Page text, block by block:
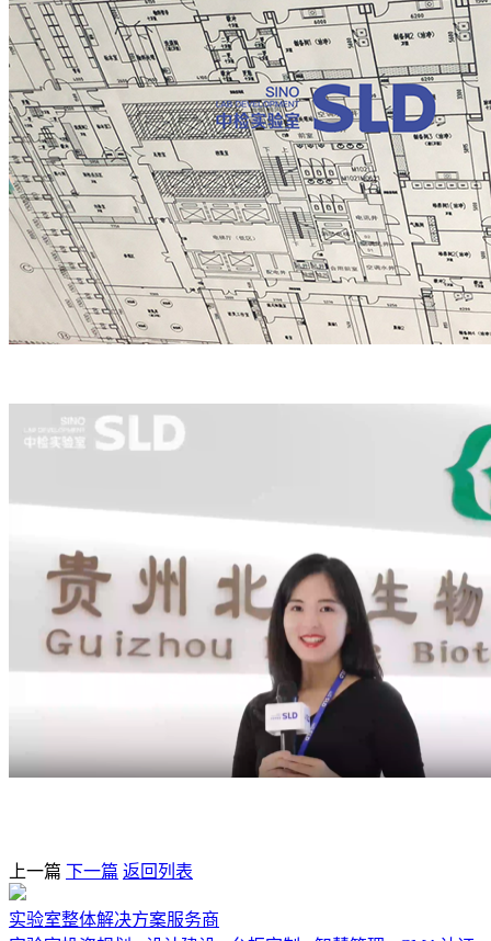
上一篇 下一篇 返回列表
实验室整体解决方案服务商